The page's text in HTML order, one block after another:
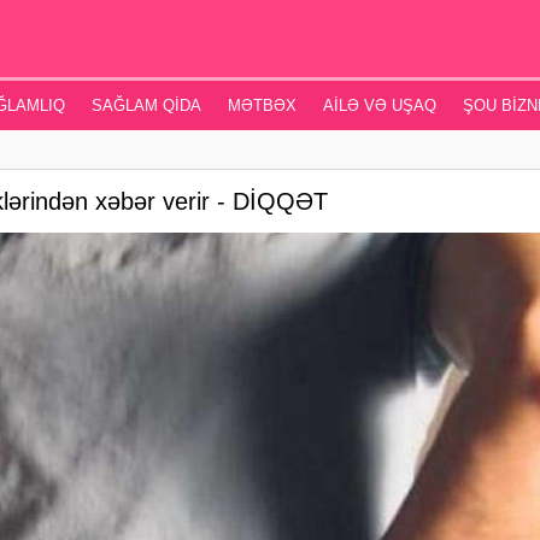
SAĞLAM QIDA MƏTBƏX AILƏ VƏ UŞAQ ŞOU
xəbər verir - DİQQƏT